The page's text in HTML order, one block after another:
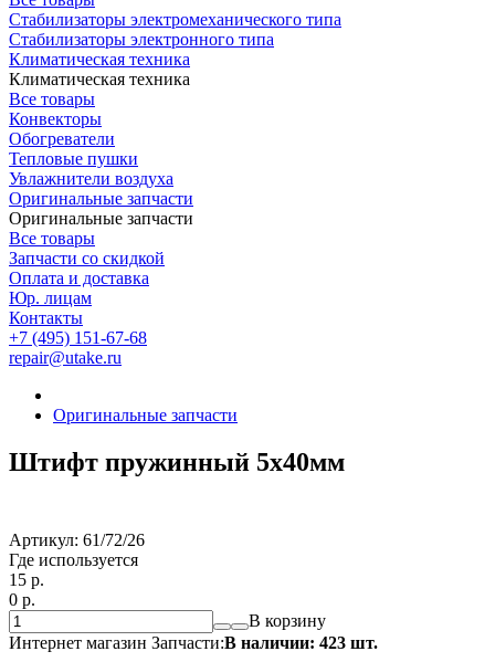
Стабилизаторы электромеханического типа
Стабилизаторы электронного типа
Климатическая техника
Климатическая техника
Все товары
Конвекторы
Обогреватели
Тепловые пушки
Увлажнители воздуха
Оригинальные запчасти
Оригинальные запчасти
Все товары
Запчасти со скидкой
Оплата и доставка
Юр. лицам
Контакты
+7 (495) 151-67-68
repair@utake.ru
Оригинальные запчасти
Штифт пружинный 5х40мм
Артикул: 61/72/26
Где используется
15 p.
0 p.
В корзину
Интернет магазин Запчасти:В наличии: 423 шт.